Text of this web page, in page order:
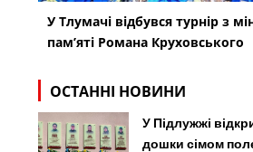
У Тлумачі відбувся турнір з
пам’яті Романа Круховського
ОСТАННІ НОВИНИ
У Підлужжі
дошки сімом